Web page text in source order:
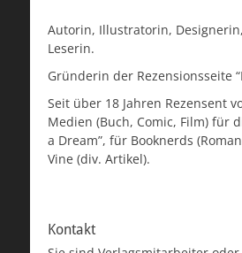
Autorin, Illustratorin,
Leserin.
Gründerin der Rezensionsseite
Seit über 18 Jahren Rezensent
Medien (Buch, Comic, Film) für
a Dream”, für Booknerds
Vine (div. Artikel).
Kontakt